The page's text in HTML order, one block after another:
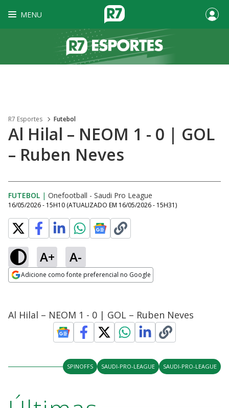
MENU
R7 Esportes Futebol
Al Hilal – NEOM 1 - 0 | GOL
– Ruben Neves
FUTEBOL | Onefootball - Saudi Pro League
16/05/2026 - 15H10 (ATUALIZADO EM 16/05/2026 - 15H31)
A+ A-
Adicione como fonte preferencial no Google
Al Hilal – NEOM 1 - 0 | GOL – Ruben Neves
SPINOFFS SAUDI-PRO-LEAGUE SAUDI-PRO-LEAGUE